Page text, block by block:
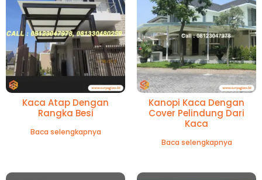
Kaca Atap Dengan
Rangka Besi
Baca selengkapnya
Kanopi Kaca Dengan
Cover Pelindung Dari
Kaca
Baca selengkapnya